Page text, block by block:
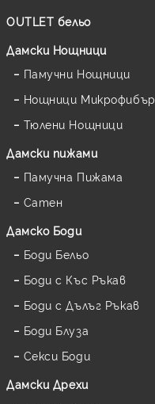
OUTLET бельо
Дамски Нощници
Памучни Нощници
Нощници Микрофибър
Тюлени Нощници
Дамски пижами
Памучна Пижама
Сатен
Дамскo Боди
Боди Бельо
Боди с Къс Ръкав
Боди с Дълъг Ръкав
Боди Блуза
Секси Боди
Дамски Дрехи